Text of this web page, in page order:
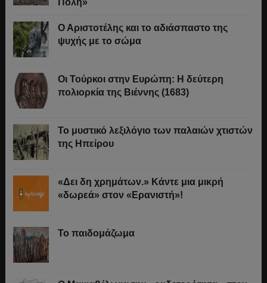
Πόλη»
Ο Αριστοτέλης και το αδιάσπαστο της
ψυχής με το σώμα
Οι Τούρκοι στην Ευρώπη: Η δεύτερη
πολιορκία της Βιέννης (1683)
Το μυστικό λεξιλόγιο των παλαιών χτιστών
της Ηπείρου
«Δει δη χρημάτων.» Κάντε μια μικρή
«δωρεά» στον «Ερανιστή»!
Το παιδομάζωμα